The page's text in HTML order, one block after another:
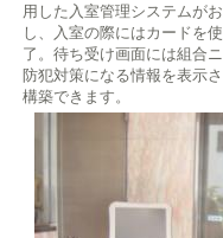
用した入室管理システムが
し、入室の際にはカードを
了。待ち受け画面には組合
防犯対策になる情報を表示
構築できます。